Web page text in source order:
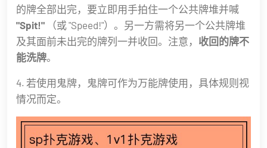
的牌全部出完，要立即用手拍住一个公共牌堆并喊
"Spit!" （或 "Speed!"）。另一方需将另一个公共牌堆
及其面前未出完的牌列一并收回。注意， 收回的牌不
能洗牌。
4. 若使用鬼牌，鬼牌可作为万能牌使用，具体规则视
情况而定。